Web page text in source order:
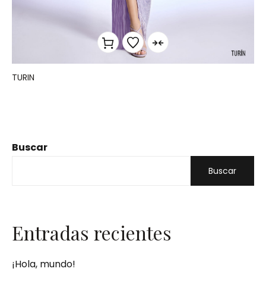
Buscar
Buscar
Entradas recientes
¡Hola, mundo!
TURIN